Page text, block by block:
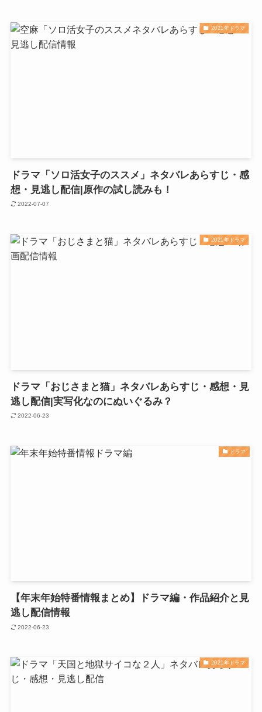
2021年ドラマ
ドラマ「ソロ活女子のススメ」ネタバレあらすじ・感
想・見逃し配信|原作の試し読みも！
2022-07-07
2021年ドラマ
ドラマ「おじさまと猫」ネタバレあらすじ・感想・見
逃し配信|実写化なのにぬいぐるみ？
2022-06-23
ドラマ
【年末年始特番情報まとめ】ドラマ編・作品紹介と見
逃し配信情報
2022-06-23
2021年ドラマ